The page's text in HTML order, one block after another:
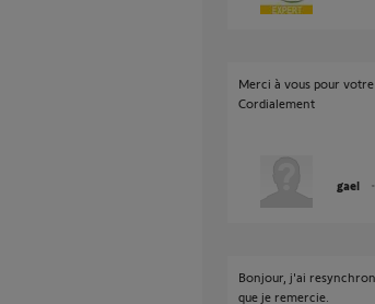
Merci à vous pour
Cordialement
gael
Bonjour, j'ai
que je remercie.